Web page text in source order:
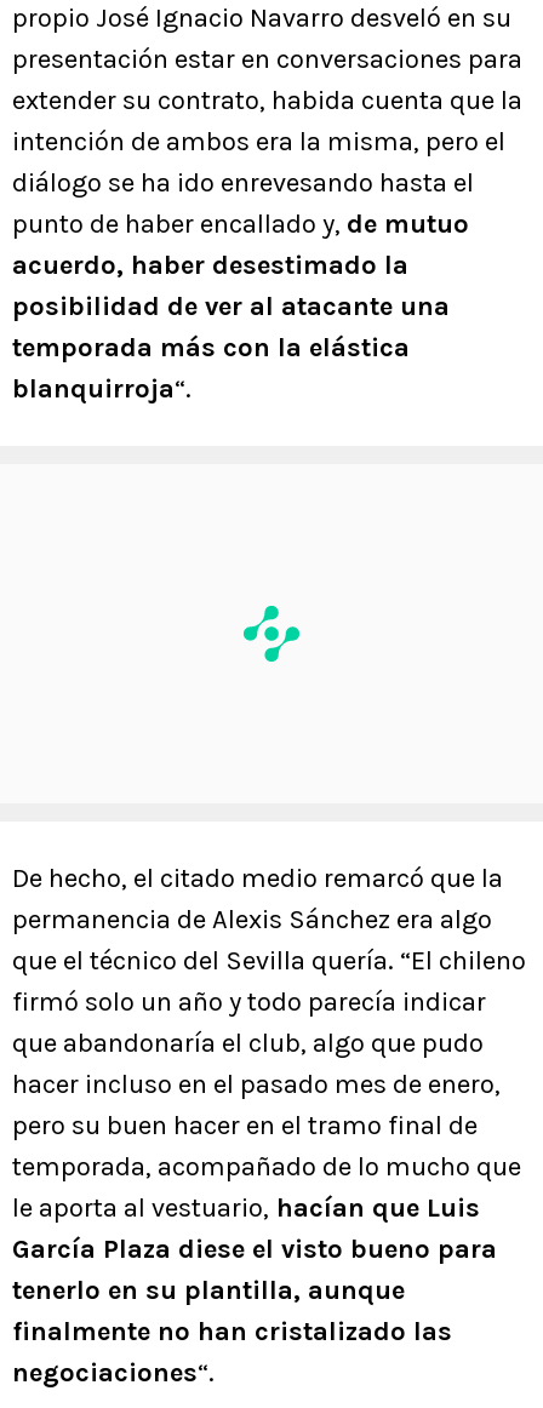
propio José Ignacio Navarro desveló en su
presentación estar en conversaciones para
extender su contrato, habida cuenta que la
intención de ambos era la misma, pero el
diálogo se ha ido enrevesando hasta el
punto de haber encallado y, de mutuo
acuerdo, haber desestimado la
posibilidad de ver al atacante una
temporada más con la elástica
blanquirroja“.
De hecho, el citado medio remarcó que la
permanencia de Alexis Sánchez era algo
que el técnico del Sevilla quería. “El chileno
firmó solo un año y todo parecía indicar
que abandonaría el club, algo que pudo
hacer incluso en el pasado mes de enero,
pero su buen hacer en el tramo final de
temporada, acompañado de lo mucho que
le aporta al vestuario, hacían que Luis
García Plaza diese el visto bueno para
tenerlo en su plantilla, aunque
finalmente no han cristalizado las
negociaciones“.